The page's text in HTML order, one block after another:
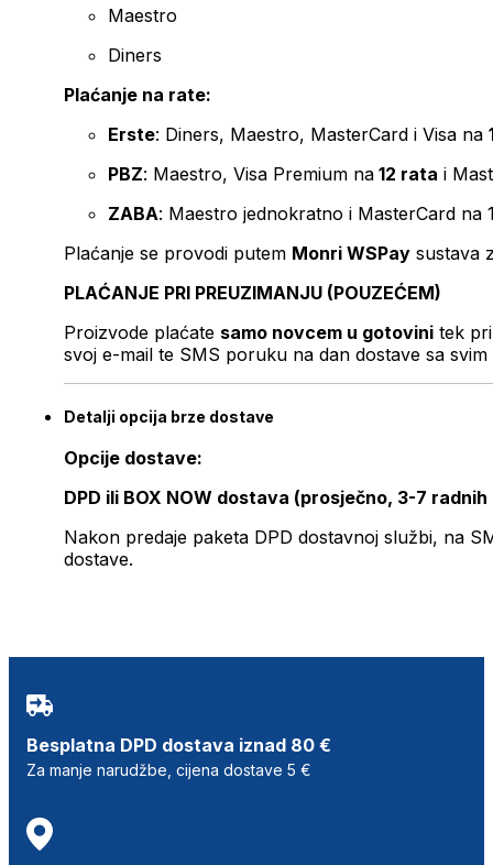
Maestro
Diners
Plaćanje na rate:
Erste: Diners, Maestro, MasterCard i Visa na
PBZ: Maestro, Visa Premium na 12 rata i
ZABA: Maestro jednokratno i MasterCard na
Plaćanje se provodi putem Monri WSPay sustava
PLAĆANJE PRI PREUZIMANJU (POUZEĆEM)
Proizvode plaćate samo novcem u gotovini tek
svoj e-mail te SMS poruku na dan dostave sa svim
Detalji opcija brze dostave
Opcije dostave:
DPD ili BOX NOW dostava (prosječno, 3-7 radnih
Nakon predaje paketa DPD dostavnoj službi, na
dostave.
Besplatna DPD dostava iznad 80 €
Za manje narudžbe, cijena dostave 5 €